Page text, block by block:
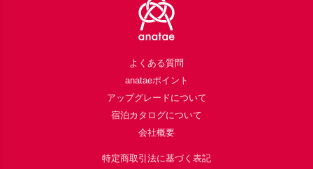
よくある質問
anataeポイント
アップグレードについて
宿泊カタログについて
会社概要
特定商取引法に基づく表記